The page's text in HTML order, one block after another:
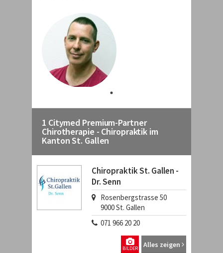
1 Citymed Premium-Partner
Chirotherapie - Chiropraktik im
Kanton St. Gallen
Chiropraktik St. Gallen -
Dr. Senn
Rosenbergstrasse 50
9000St. Gallen
071 966 20 20
Alles zeigen
BILDER